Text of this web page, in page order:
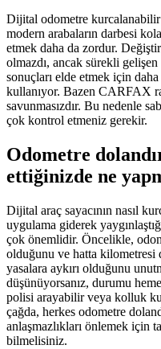
Dijital odometre
modern arabaların darbesi
etmek daha da zordur.
olmazdı, ancak sürekli
sonuçları elde etmek için
kullanıyor. Bazen CARFAX
savunmasızdır. Bu nedenle
çok kontrol etmeniz gerekir.
Odometre
ettiğinizde ne
Dijital araç sayacının nasıl
uygulama giderek
çok önemlidir. Öncelikle,
olduğunu ve hatta kilometresi
yasalara aykırı olduğunu
düşünüyorsanız, durumu
polisi arayabilir veya kolluk
çağda, herkes odometre
anlaşmazlıkları önlemek için
bilmelisiniz.